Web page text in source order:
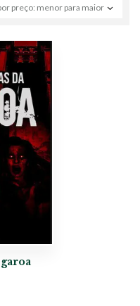
preço: menor para maior